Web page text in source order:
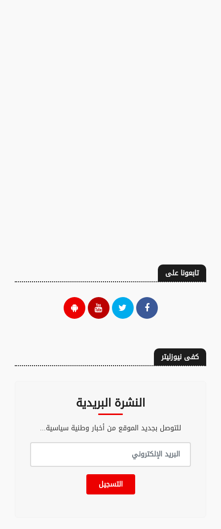
تابعونا على
كفى نيوزليتر
النشرة البريدية
للتوصل بجديد الموقع من أخبار وطنية سياسية...
التسجيل